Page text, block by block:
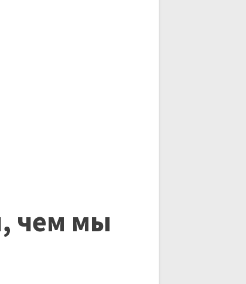
чем мы